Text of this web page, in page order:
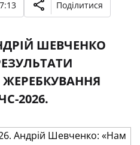
Поділитися
ШЕВЧЕНКО
2026.